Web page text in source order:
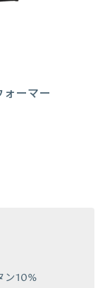
ーマー
ン10%